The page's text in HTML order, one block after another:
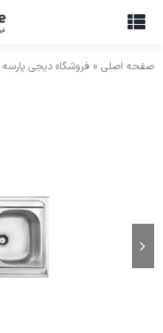
صفحه اصلی » فروشگاه دیجی پارسه